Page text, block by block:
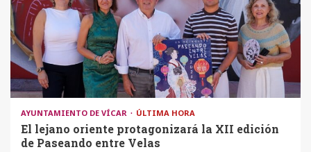
AYUNTAMIENTO DE VÍCAR ÚLTIMA HORA
El lejano oriente protagonizará la XII edición
de Paseando entre Velas